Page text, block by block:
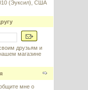
(Эуксил), США
друзьям и
магазине
мне о